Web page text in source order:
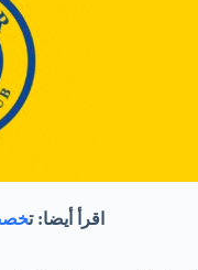
اقرأ أيضا: ت